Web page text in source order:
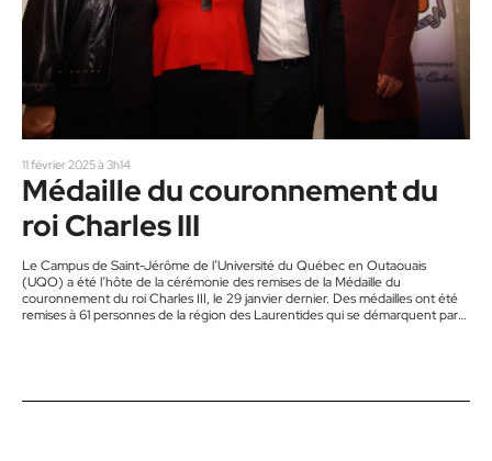
11 février 2025 à 3h14
Médaille du couronnement du
roi Charles III
Le Campus de Saint-Jérôme de l’Université du Québec en Outaouais
(UQO) a été l’hôte de la cérémonie des remises de la Médaille du
couronnement du roi Charles III, le 29 janvier dernier. Des médailles ont été
remises à 61 personnes de la région des Laurentides qui se démarquent par